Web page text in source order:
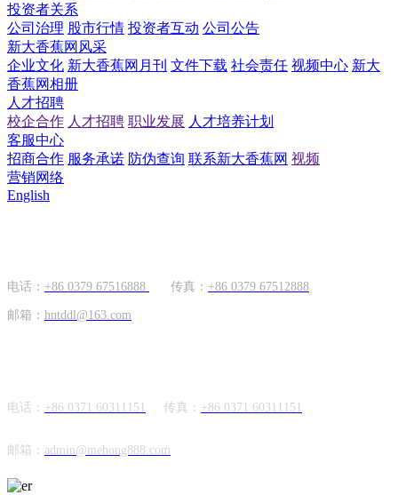
投资者关系
公司治理 股市行情 投资者互动 公司公告
新大香蕉网风采
企业文化 新大香蕉网月刊 文件下载 社会责任 视频中心 新大
香蕉网相册
人才招聘
校企合作 人才招聘 职业发展 人才培养计划
客服中心
招商合作 服务承诺 防伪查询 联系新大香蕉网 视频
营销网络
English
电话： +86 0379 67516888 传真： +86 0379 67512888
邮箱： hntddl@163.com
电话： +86 0371 60311151 传真： +86 0371 60311151
邮箱： admin@mehong888.com